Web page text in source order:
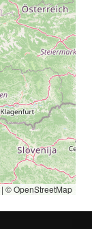
| © OpenStreetMap